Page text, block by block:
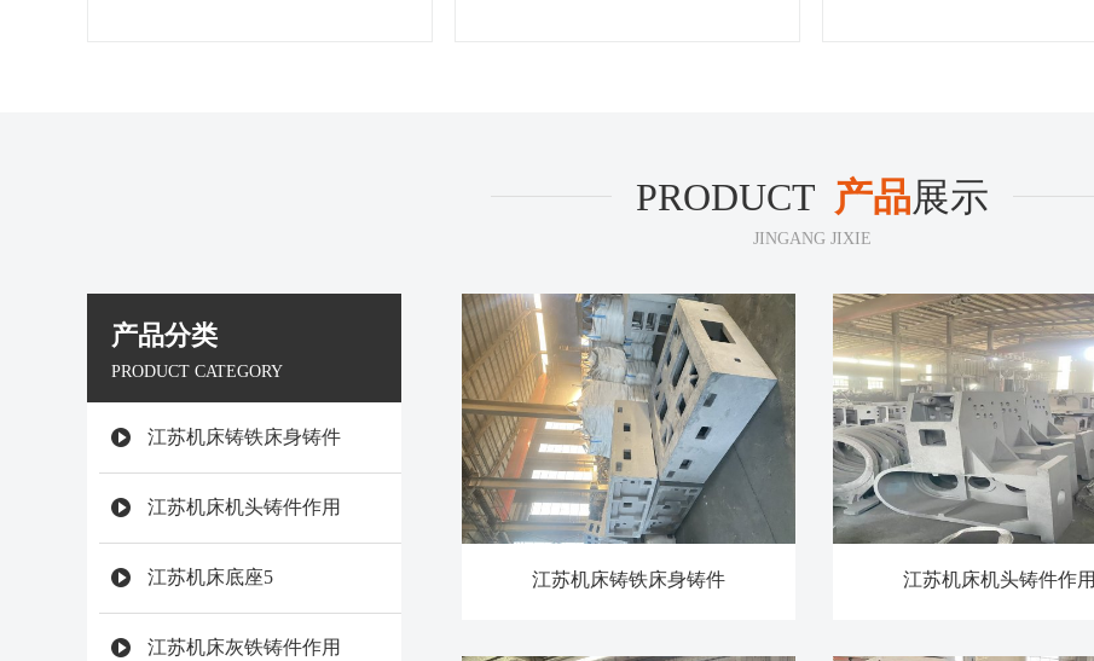
PRODUCT 产品展示
JINGANG JIXIE
产品分类
PRODUCT CATEGORY
江苏机床铸铁床身铸件
江苏机床机头铸件作用
江苏机床底座5
江苏机床灰铁铸件作用
江苏机床铸铁床身铸件 江苏机床机头铸件作用